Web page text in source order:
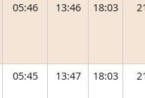
05:46 13:46 18:03
05:45 13:47 18:03